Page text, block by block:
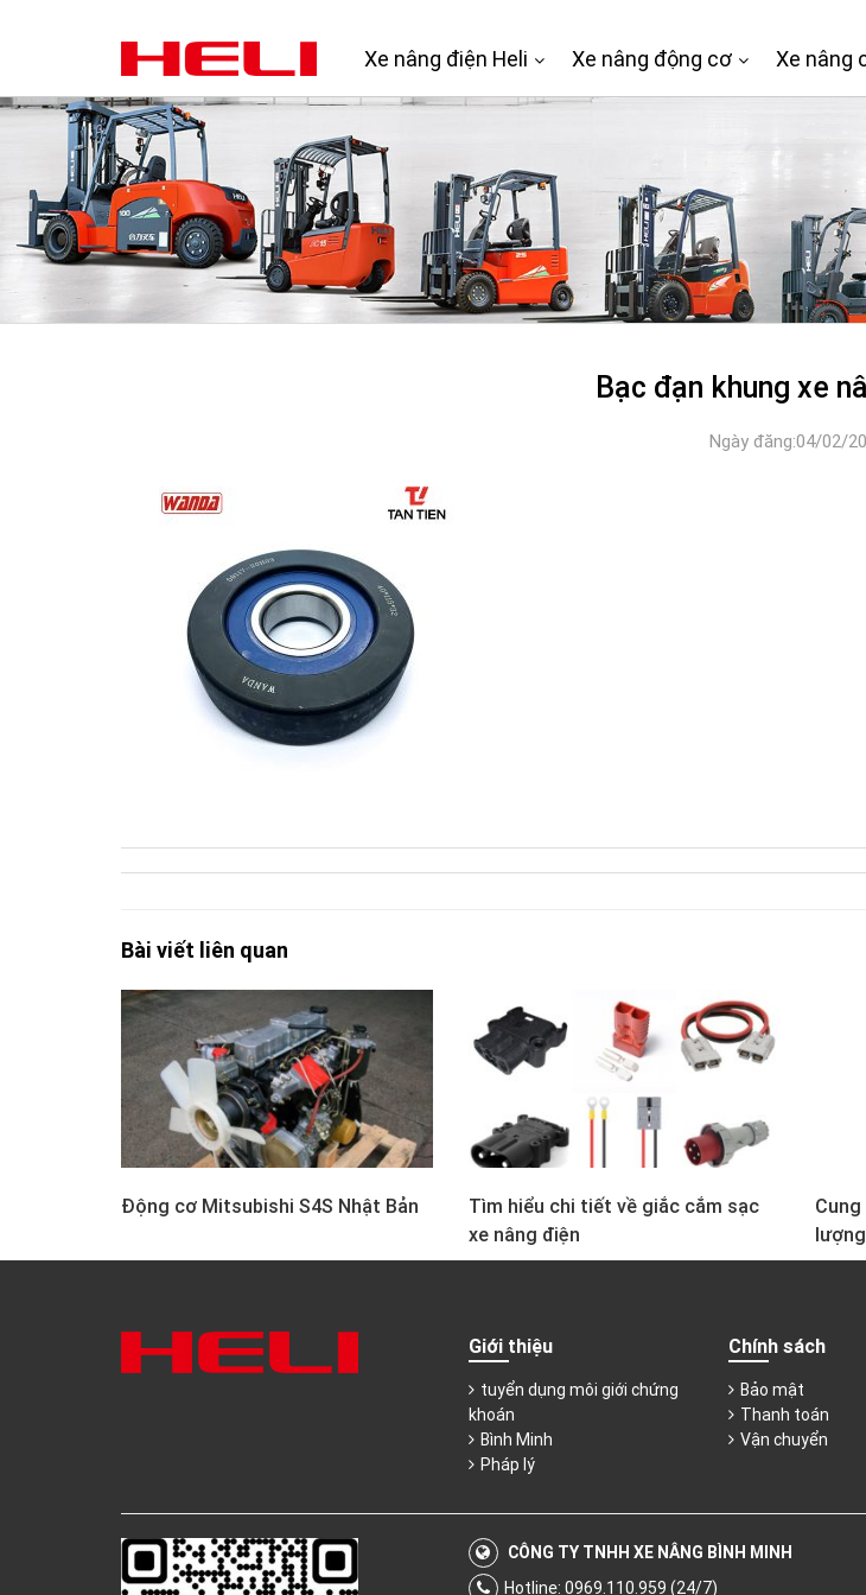
Xe nâng điện Heli Xe nâng động cơ Xe nâng
Bạc đạn khung xe
Ngày đăng:04/02/
Bài viết liên quan
Động cơ Mitsubishi S4S Nhật Bản
Tìm hiểu chi tiết về giắc cắm sạc
xe nâng điện
Giới thiệu
tuyển dụng môi giới chứng
khoán
Bình Minh
Pháp lý
Chính sách
Bảo mật
Thanh toán
Vận chuyển
CÔNG TY TNHH XE NÂNG BÌNH MINH
Hotline: 0969.110.959 (24/7)